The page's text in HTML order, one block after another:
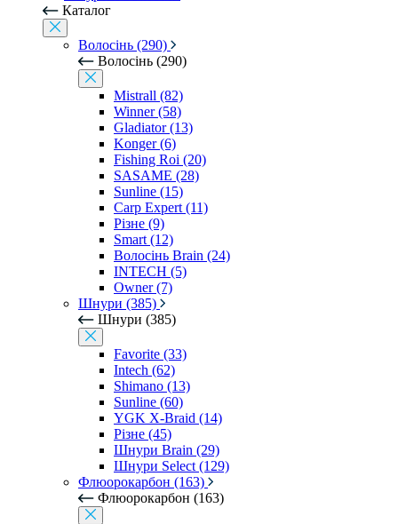
Каталог
Волосінь (290)
Волосінь (290)
Mistrall (82)
Winner (58)
Gladiator (13)
Konger (6)
Fishing Roi (20)
SASAME (28)
Sunline (15)
Carp Expert (11)
Різне (9)
Smart (12)
Волосінь Brain (24)
INTECH (5)
Owner (7)
Шнури (385)
Шнури (385)
Favorite (33)
Intech (62)
Shimano (13)
Sunline (60)
YGK X-Braid (14)
Різне (45)
Шнури Brain (29)
Шнури Select (129)
Флюорокарбон (163)
Флюорокарбон (163)